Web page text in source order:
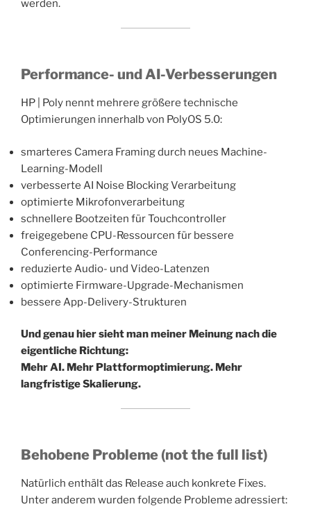
werden.
Performance- und AI-Verbesserungen
HP | Poly nennt mehrere größere technische
Optimierungen innerhalb von PolyOS 5.0:
smarteres Camera Framing durch neues Machine-
Learning-Modell
verbesserte AI Noise Blocking Verarbeitung
optimierte Mikrofonverarbeitung
schnellere Bootzeiten für Touchcontroller
freigegebene CPU-Ressourcen für bessere
Conferencing-Performance
reduzierte Audio- und Video-Latenzen
optimierte Firmware-Upgrade-Mechanismen
bessere App-Delivery-Strukturen
Und genau hier sieht man meiner Meinung nach die
eigentliche Richtung:
Mehr AI. Mehr Plattformoptimierung. Mehr
langfristige Skalierung.
Behobene Probleme (not the full list)
Natürlich enthält das Release auch konkrete Fixes.
Unter anderem wurden folgende Probleme adressiert: